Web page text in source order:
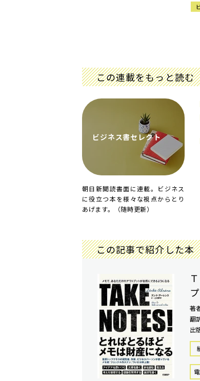
この連載をもっと読む
ビジネス書セレクト
朝日新聞読書面に連載。ビジネス
に役立つ本を様々な視点からとり
あげます。（随時更新）
この記事で紹介した本
著
翻
出